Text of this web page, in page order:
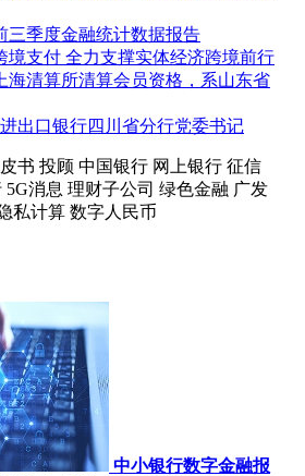
三季度金融统计数据报告
境支付 全力支撑实体经济跨境前行
海清算所清算会员资格，系山东省
出口银行四川省分行党委书记
书 投顾 中国银行 网上银行 征信
5G消息 理财子公司 绿色金融 广发
私计算 数字人民币
中小银行数字金融报